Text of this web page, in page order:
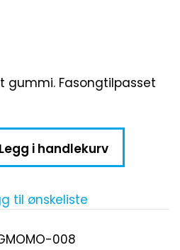
gummi. Fasongtilpasset
Legg i handlekurv
til ønskeliste
008